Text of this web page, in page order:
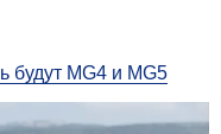
будут MG4 и MG5